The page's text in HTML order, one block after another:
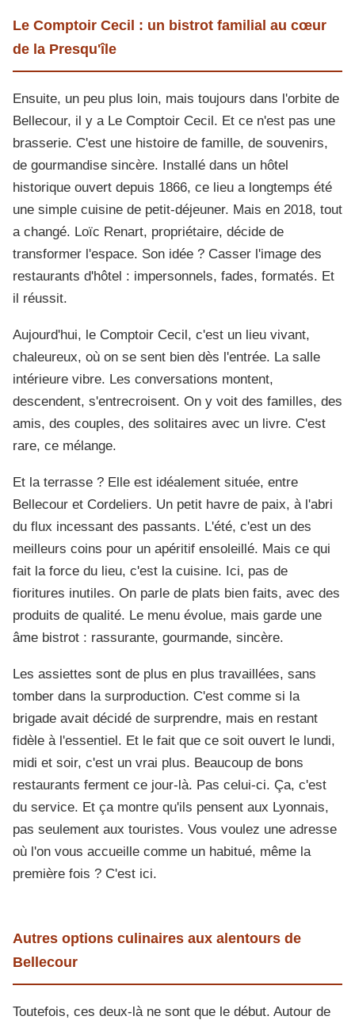
Le Comptoir Cecil : un bistrot familial au cœur
de la Presqu'île
Ensuite, un peu plus loin, mais toujours dans l'orbite de
Bellecour, il y a Le Comptoir Cecil. Et ce n'est pas une
brasserie. C'est une histoire de famille, de souvenirs,
de gourmandise sincère. Installé dans un hôtel
historique ouvert depuis 1866, ce lieu a longtemps été
une simple cuisine de petit-déjeuner. Mais en 2018, tout
a changé. Loïc Renart, propriétaire, décide de
transformer l'espace. Son idée ? Casser l'image des
restaurants d'hôtel : impersonnels, fades, formatés. Et
il réussit.
Aujourd'hui, le Comptoir Cecil, c'est un lieu vivant,
chaleureux, où on se sent bien dès l'entrée. La salle
intérieure vibre. Les conversations montent,
descendent, s'entrecroisent. On y voit des familles, des
amis, des couples, des solitaires avec un livre. C'est
rare, ce mélange.
Et la terrasse ? Elle est idéalement située, entre
Bellecour et Cordeliers. Un petit havre de paix, à l'abri
du flux incessant des passants. L'été, c'est un des
meilleurs coins pour un apéritif ensoleillé. Mais ce qui
fait la force du lieu, c'est la cuisine. Ici, pas de
fioritures inutiles. On parle de plats bien faits, avec des
produits de qualité. Le menu évolue, mais garde une
âme bistrot : rassurante, gourmande, sincère.
Les assiettes sont de plus en plus travaillées, sans
tomber dans la surproduction. C'est comme si la
brigade avait décidé de surprendre, mais en restant
fidèle à l'essentiel. Et le fait que ce soit ouvert le lundi,
midi et soir, c'est un vrai plus. Beaucoup de bons
restaurants ferment ce jour-là. Pas celui-ci. Ça, c'est
du service. Et ça montre qu'ils pensent aux Lyonnais,
pas seulement aux touristes. Vous voulez une adresse
où l'on vous accueille comme un habitué, même la
première fois ? C'est ici.
Autres options culinaires aux alentours de
Bellecour
Toutefois, ces deux-là ne sont que le début. Autour de